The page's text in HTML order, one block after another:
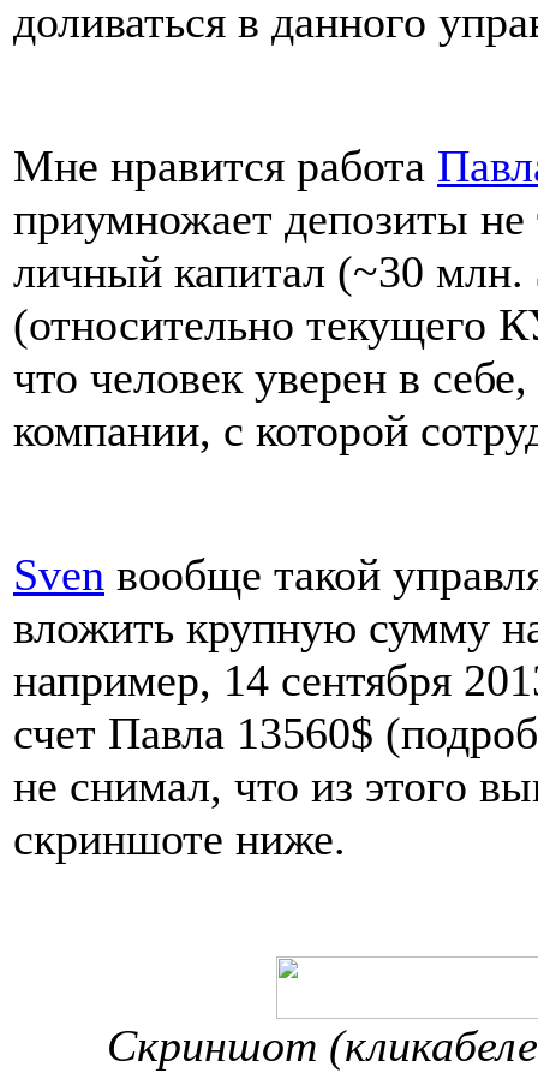
доливаться в данного
Мне нравится работа
приумножает депозиты не
личный капитал (~30 млн.
(относительно текущего
что человек уверен в
компании, с которой
Sven вообще такой
вложить крупную сумму
например, 14 сентября
счет Павла 13560$
не снимал, что из этого
скриншоте ниже.
Скриншот